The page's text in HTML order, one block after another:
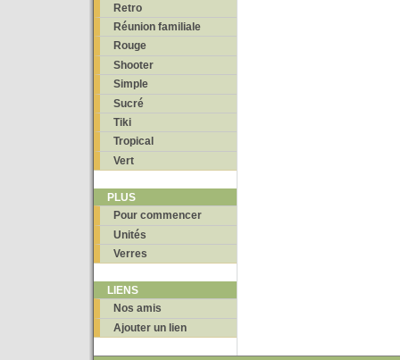
Retro
Réunion familiale
Rouge
Shooter
Simple
Sucré
Tiki
Tropical
Vert
PLUS
Pour commencer
Unités
Verres
LIENS
Nos amis
Ajouter un lien